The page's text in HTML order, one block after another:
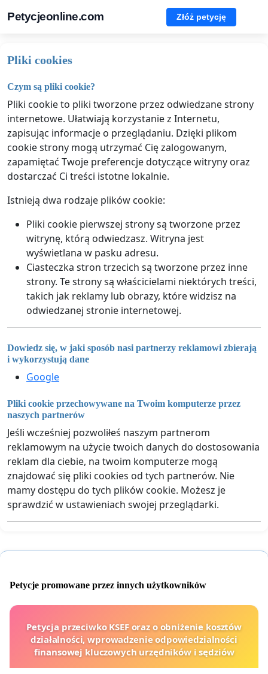
Petycjeonline.com Złóż petycję
Pliki cookies
Czym są pliki cookie?
Pliki cookie to pliki tworzone przez odwiedzane strony
internetowe. Ułatwiają korzystanie z Internetu,
zapisując informacje o przeglądaniu. Dzięki plikom
cookie strony mogą utrzymać Cię zalogowanym,
zapamiętać Twoje preferencje dotyczące witryny oraz
dostarczać Ci treści istotne lokalnie.
Istnieją dwa rodzaje plików cookie:
Pliki cookie pierwszej strony są tworzone przez
witrynę, którą odwiedzasz. Witryna jest
wyświetlana w pasku adresu.
Ciasteczka stron trzecich są tworzone przez inne
strony. Te strony są właścicielami niektórych treści,
takich jak reklamy lub obrazy, które widzisz na
odwiedzanej stronie internetowej.
Dowiedz się, w jaki sposób nasi partnerzy reklamowi zbierają
i wykorzystują dane
Google
Pliki cookie przechowywane na Twoim komputerze przez
naszych partnerów
Jeśli wcześniej pozwoliłeś naszym partnerom
reklamowym na użycie twoich danych do dostosowania
reklam dla ciebie, na twoim komputerze mogą
znajdować się pliki cookies od tych partnerów. Nie
mamy dostępu do tych plików cookie. Możesz je
sprawdzić w ustawieniach swojej przeglądarki.
Petycje promowane przez innych użytkowników
Petycja przeciwko KSEF oraz o obniżenie kosztów
działalności, wprowadzenie odpowiedzialności
finansowej kluczowych urzędników i sędziów